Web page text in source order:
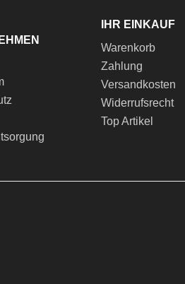
IHR EINKAUF
Warenkorb
Zahlung
Versandkosten
Widerrufsrecht
Top Artikel